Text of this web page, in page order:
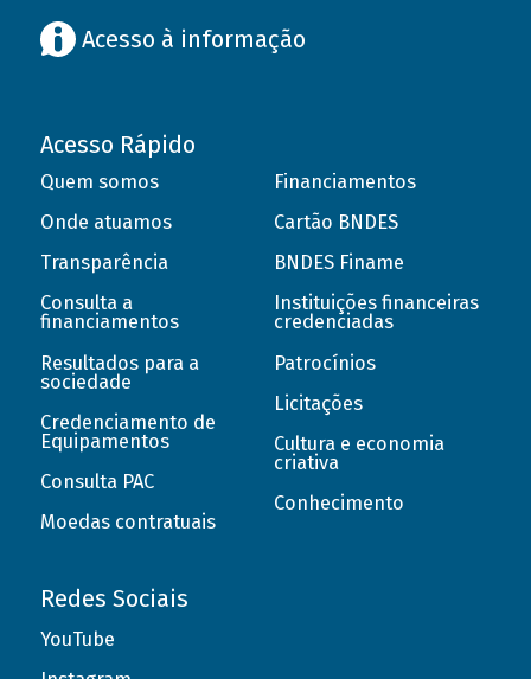
Acesso à informação
Acesso Rápido
Quem somos
Onde atuamos
Transparência
Consulta a
financiamentos
Resultados para a
sociedade
Credenciamento de
Equipamentos
Consulta PAC
Moedas contratuais
Financiamentos
Cartão BNDES
BNDES Finame
Instituições financeiras
credenciadas
Patrocínios
Licitações
Cultura e economia
criativa
Conhecimento
Redes Sociais
YouTube